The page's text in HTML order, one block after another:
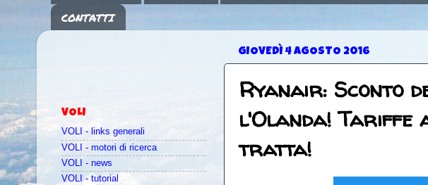
CONTATTI
GIOVEDÌ 4 AGOSTO 2016
Ryanair: Sconto
l'Olanda! Tariffe
tratta!
VOLI
VOLI - links generali
VOLI - motori di ricerca
VOLI - news
VOLI - tutorial